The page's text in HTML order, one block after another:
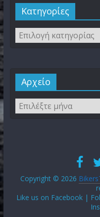
Kατηγορίες
Αρχείο
Copyright © 2026
Like us on Facebook |